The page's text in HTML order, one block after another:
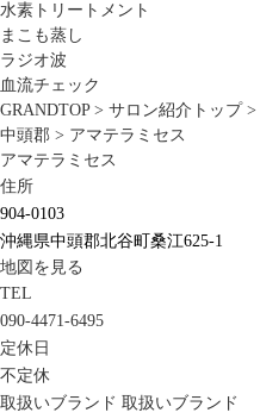
水素トリートメント
まこも蒸し
ラジオ波
血流チェック
GRANDTOP > サロン紹介トップ >
中頭郡 > アマテラミセス
アマテラミセス
住所
904-0103
沖縄県中頭郡北谷町桑江625-1
地図を見る
TEL
090-4471-6495
定休日
不定休
取扱いブランド 取扱いブランド